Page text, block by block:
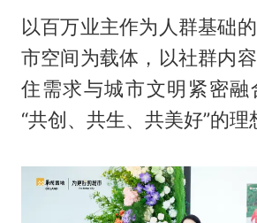
以百万业主作为人群基础
市空间为载体，以社群内
住需求与城市文明紧密融
“共创、共生、共美好”的理